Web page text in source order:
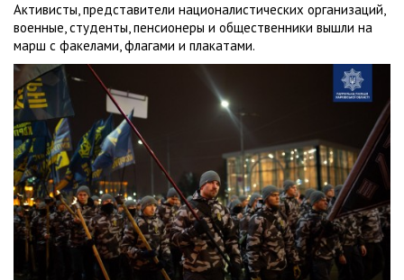
Активисты, представители националистических организаций,
военные, студенты, пенсионеры и общественники вышли на
марш с факелами, флагами и плакатами.